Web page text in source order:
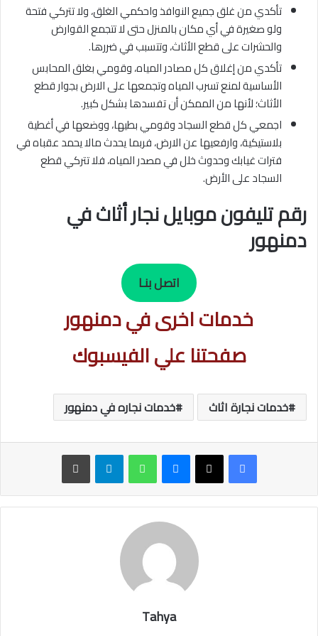
تأكدي من غلق جميع النوافذ واحكمي الغلق، ولا تتركي فتحة
ولو صغيرة في أي مكان بالمنزل حتى لا تتجمع القوارض
والحشرات على قطع الأثاث، وتتسبب في ضررها.
تأكدي من إغلاق كل مصادر المياه، وقومي بغلق المحابس
الأساسية لمنع تسرب المياه وتجمعها على الارض بجوار قطع
الأثاث؛ لأنها من الممكن أن تفسدها بشكل كبير.
اجمعي كل قطع السجاد وقومي بطيها، ووضعها في أغطية
بلاستيكية، وارفعيها عن الارض، فربما يحدث مالا يحمد عقباه في
فترات غيابك وحدوث خلل في مصدر المياه، فلا تتركي قطع
السجاد على الأرض.
رقم تليفون موبايل نجار أثاث في
دمنهور
اتصل بنـا
خدمات اخرى في دمنهور
صفحتنا علي الفيسبوك
خدمات نجارة اثاث خدمات نجاره في دمنهور
ماسنجر واتساب تيلقرام طباعة
Tahya